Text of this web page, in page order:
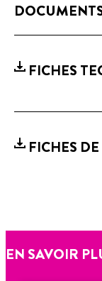
FICHES
FICHES
EN SAVOIR